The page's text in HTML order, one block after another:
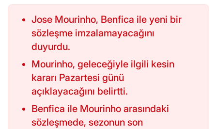
Jose Mourinho, Benfica ile yeni bir
sözleşme imzalamayacağını
duyurdu.
Mourinho, geleceğiyle ilgili kesin
kararı Pazartesi günü
açıklayacağını belirtti.
Benfica ile Mourinho arasındaki
sözleşmede, sezonun son